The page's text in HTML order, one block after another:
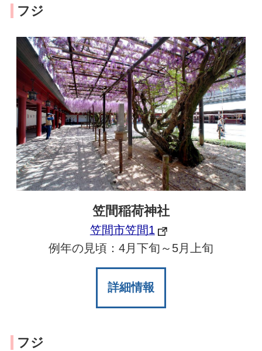
フジ
笠間稲荷神社
笠間市笠間1
例年の見頃：4月下旬～5月上旬
詳細情報
フジ